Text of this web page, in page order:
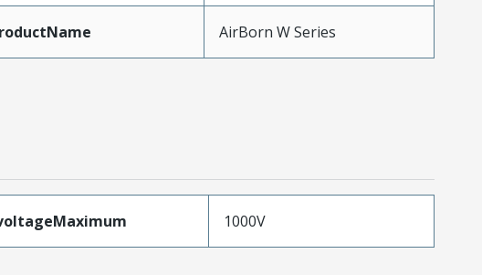
AirBorn W Series
1000V